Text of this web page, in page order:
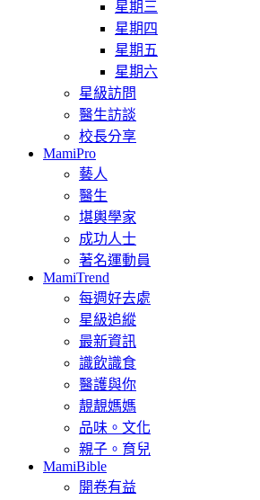
星期三
星期四
星期五
星期六
星級訪問
醫生訪談
校長分享
MamiPro
藝人
醫生
堪輿學家
成功人士
著名運動員
MamiTrend
每週好去處
星級追縱
最新資訊
識飲識食
醫護與你
靚靚媽媽
品味。文化
親子。育兒
MamiBible
開卷有益